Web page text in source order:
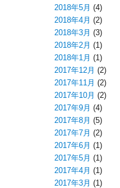
2018年5月 (4)
2018年4月 (2)
2018年3月 (3)
2018年2月 (1)
2018年1月 (1)
2017年12月 (2)
2017年11月 (2)
2017年10月 (2)
2017年9月 (4)
2017年8月 (5)
2017年7月 (2)
2017年6月 (1)
2017年5月 (1)
2017年4月 (1)
2017年3月 (1)